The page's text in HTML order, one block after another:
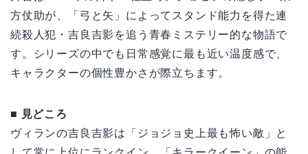
方仗助が、「弓と矢」によってスタンド能力を得た連
続殺人犯・吉良吉影を追う青春ミステリー的な物語で
す。シリーズの中でも日常感覚に最も近い温度感で、
キャラクターの個性豊かさが際立ちます。
■ 見どころ
ヴィランの吉良吉影は「ジョジョ史上最も怖い敵」と